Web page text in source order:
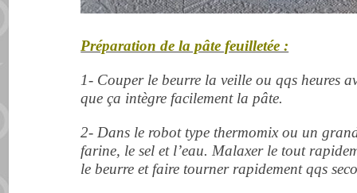
Préparation de la pâte feuilletée :
1- Couper le beurre la veille ou qqs heures
que ça intègre facilement la pâte.
2- Dans le robottype thermomix ou un
farine, le sel et l’eau. Malaxer le tout
le beurre et faire tourner rapidement qqs